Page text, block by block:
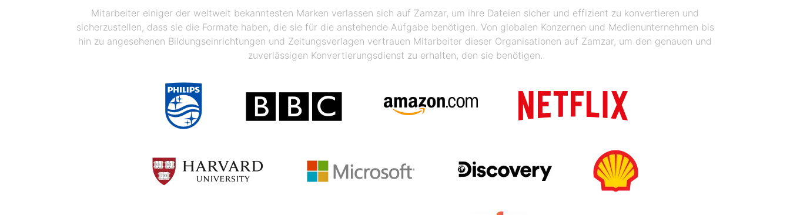
Mitarbeiter einiger der weltweit bekanntesten Marken verlassen sich auf Zamzar, um ihre Dateien sicher und effizient zu konvertieren und
sicherzustellen, dass sie die Formate haben, die sie für die anstehende Aufgabe benötigen. Von globalen Konzernen und Medienunternehmen bis
hin zu angesehenen Bildungseinrichtungen und Zeitungsverlagen vertrauen Mitarbeiter dieser Organisationen auf Zamzar, um den genauen und
zuverlässigen Konvertierungsdienst zu erhalten, den sie benötigen.